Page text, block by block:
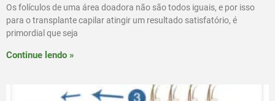
Os folículos de uma área doadora não são todos iguais, e por isso
para o transplante capilar atingir um resultado satisfatório, é
primordial que seja
Continue lendo »